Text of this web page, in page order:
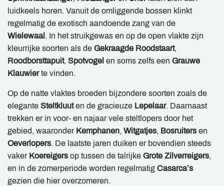
luidkeels horen. Vanuit de omliggende bossen klinkt
regelmatig de exotisch aandoende zang van de
Wielewaal . In het struikgewas en op de open vlakte zijn
kleurrijke soorten als de Gekraagde Roodstaart,
Roodborsttapuit, Spotvogel en soms zelfs een Grauwe
Klauwierte vinden.
Op de natte vlaktes broeden bijzondere soorten zoals de
elegante Steltkluuten de gracieuze Lepelaar. Daarnaast
trekken er in voor- en najaar vele steltlopers door het
gebied, waaronder Kemphanen, Witgatjes, Bosruiters en
Oeverlopers. De laatste jaren duiken er bovendien steeds
vaker Koereigers op tussen de talrijke Grote Zilverreigers,
en in de zomerperiode worden regelmatig Casarca’s
gezien die hier overzomeren.